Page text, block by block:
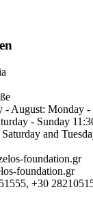
- August: Monday
- Sunday
and
foundation.gr
foundation.gr
+30